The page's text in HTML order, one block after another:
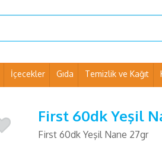
İçecekler Gıda Temizlik ve Kağıt
First 60dk Yeşil
First 60dk Yeşil Nane 27gr